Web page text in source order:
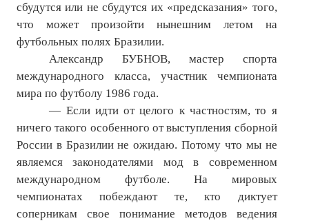
№ 3
№ 5
№ 7
КНИГИ
сбудутся или не сбудутся их «предсказания» того,
что может произойти нынешним летом на
футбольных полях Бразилии.
Александр БУБНОВ, мастер спорта
международного класса, участник чемпионата
мира по футболу 1986 года.
— Если идти от целого к частностям, то я
ничего такого особенного от выступления сборной
России в Бразилии не ожидаю. Потому что мы не
являемся законодателями мод в современном
международном футболе. На мировых
чемпионатах побеждают те, кто диктует
соперникам свое понимание методов ведения